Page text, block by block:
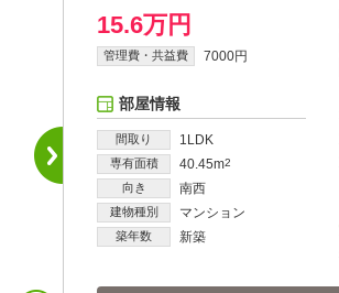
15.6万円
管理費・共益費 7000円
部屋情報
間取り 1LDK
専有面積 40.45m2
向き 南西
建物種別 マンション
築年数 新築